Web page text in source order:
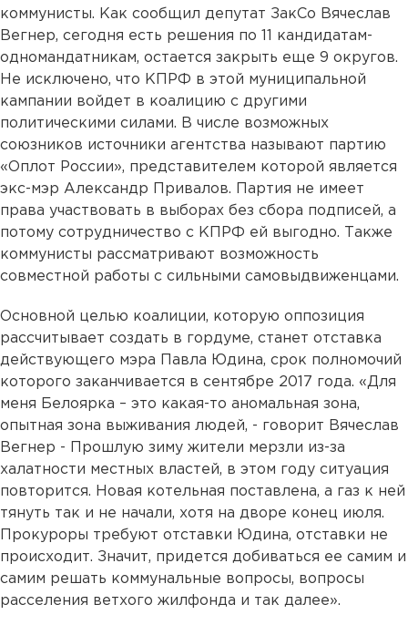
коммунисты. Как сообщил депутат ЗакСо Вячеслав
Вегнер, сегодня есть решения по 11 кандидатам-
одномандатникам, остается закрыть еще 9 округов.
Не исключено, что КПРФ в этой муниципальной
кампании войдет в коалицию с другими
политическими силами. В числе возможных
союзников источники агентства называют партию
«Оплот России», представителем которой является
экс-мэр Александр Привалов. Партия не имеет
права участвовать в выборах без сбора подписей, а
потому сотрудничество с КПРФ ей выгодно. Также
коммунисты рассматривают возможность
совместной работы с сильными самовыдвиженцами.
Основной целью коалиции, которую оппозиция
рассчитывает создать в гордуме, станет отставка
действующего мэра Павла Юдина, срок полномочий
которого заканчивается в сентябре 2017 года. «Для
меня Белоярка – это какая-то аномальная зона,
опытная зона выживания людей, - говорит Вячеслав
Вегнер - Прошлую зиму жители мерзли из-за
халатности местных властей, в этом году ситуация
повторится. Новая котельная поставлена, а газ к ней
тянуть так и не начали, хотя на дворе конец июля.
Прокуроры требуют отставки Юдина, отставки не
происходит. Значит, придется добиваться ее самим и
самим решать коммунальные вопросы, вопросы
расселения ветхого жилфонда и так далее».